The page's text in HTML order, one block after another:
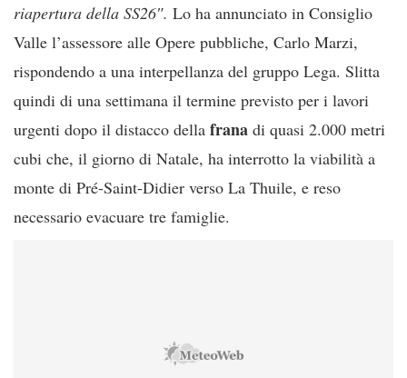
riapertura della SS26″. Lo ha annunciato in Consiglio
Valle l’assessore alle Opere pubbliche, Carlo Marzi,
rispondendo a una interpellanza del gruppo Lega. Slitta
quindi di una settimana il termine previsto per i lavori
urgenti dopo il distacco della frana di quasi 2.000 metri
cubi che, il giorno di Natale, ha interrotto la viabilità a
monte di Pré-Saint-Didier verso La Thuile, e reso
necessario evacuare tre famiglie.